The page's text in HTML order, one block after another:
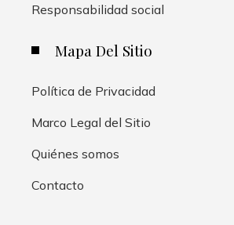
Responsabilidad social
Mapa Del Sitio
Política de Privacidad
Marco Legal del Sitio
Quiénes somos
Contacto